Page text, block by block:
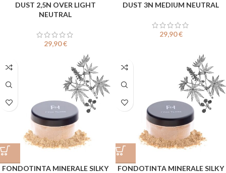
DUST 2,5N OVER LIGHT
NEUTRAL
29,90€
DUST 3N MEDIUM NEUTRAL
29,90€
FONDOTINTA MINERALE SILKY
FONDOTINTA MINERALE SILKY